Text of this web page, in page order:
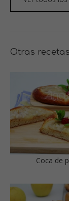
Otras
Coca de